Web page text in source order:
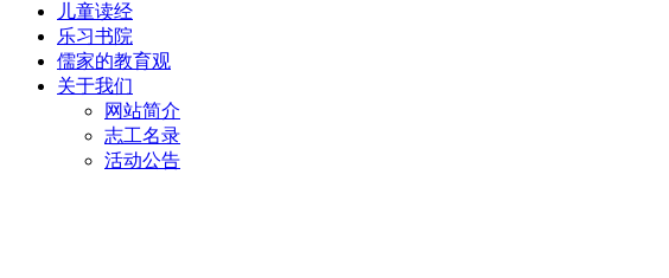
儿童读经
乐习书院
儒家的教育观
关于我们
网站简介
志工名录
活动公告